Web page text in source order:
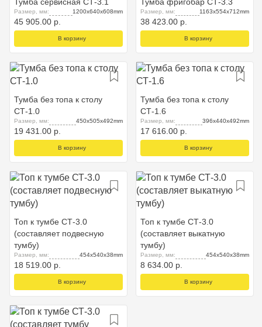
Размер, мм: 1200x640x608mm
45 905.00 р.
В корзину
Размер, мм: 1163x554x712mm
38 423.00 р.
В корзину
Тумба без топа к столу
СТ-1.0
Размер, мм: 450x505x492mm
19 431.00 р.
В корзину
Тумба без топа к столу
СТ-1.6
Размер, мм: 396x440x492mm
17 616.00 р.
В корзину
Топ к тумбе СТ-3.0
(составляет подвесную
тумбу)
Размер, мм: 454x540x38mm
18 519.00 р.
В корзину
Топ к тумбе СТ-3.0
(составляет выкатную
тумбу)
Размер, мм: 454x540x38mm
8 634.00 р.
В корзину